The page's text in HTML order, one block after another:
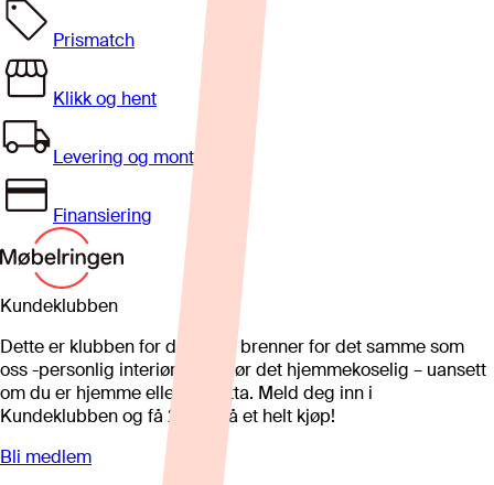
Prismatch
Klikk og hent
Levering og montering
Finansiering
Kundeklubben
Dette er klubben for deg som brenner for det samme som
oss -personlig interiør som gjør det hjemmekoselig – uansett
om du er hjemme eller på hytta. Meld deg inn i
Kundeklubben og få 25%* på et helt kjøp!
Bli medlem